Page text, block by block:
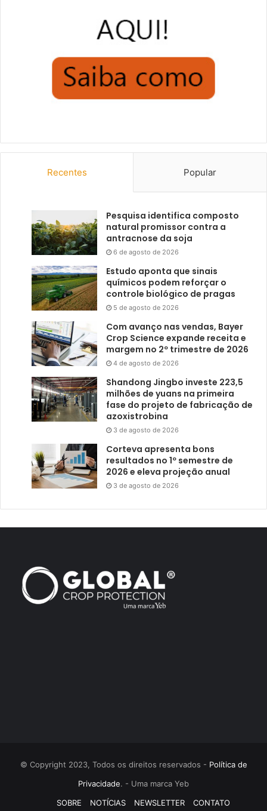
Recentes Popular
Pesquisa identifica composto
natural promissor contra a
antracnose da soja
6 de agosto de 2026
Estudo aponta que sinais
químicos podem reforçar o
controle biológico de pragas
5 de agosto de 2026
Com avanço nas vendas, Bayer
Crop Science expande receita e
margem no 2º trimestre de 2026
4 de agosto de 2026
Shandong Jingbo investe 223,5
milhões de yuans na primeira
fase do projeto de fabricação de
azoxistrobina
3 de agosto de 2026
Corteva apresenta bons
resultados no 1º semestre de
2026 e eleva projeção anual
3 de agosto de 2026
© Copyright 2023, Todos os direitos reservados - Política de
Privacidade. - Uma marca Yeb
SOBRE
NOTÍCIAS NEWSLETTER CONTATO